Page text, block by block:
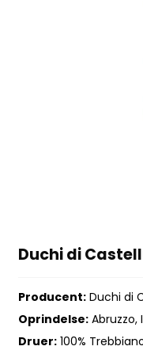
Duchi di
Producent: Duchi di
Oprindelse: Abruzzo,
Druer: 100%